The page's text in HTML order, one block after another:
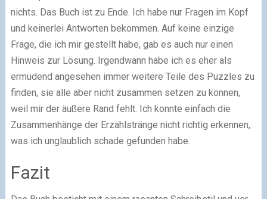
nichts. Das Buch ist zu Ende. Ich habe nur Fragen im Kopf
und keinerlei Antworten bekommen. Auf keine einzige
Frage, die ich mir gestellt habe, gab es auch nur einen
Hinweis zur Lösung. Irgendwann habe ich es eher als
ermüdend angesehen immer weitere Teile des Puzzles zu
finden, sie alle aber nicht zusammen setzen zu können,
weil mir der äußere Rand fehlt. Ich konnte einfach die
Zusammenhänge der Erzählstränge nicht richtig erkennen,
was ich unglaublich schade gefunden habe.
Fazit